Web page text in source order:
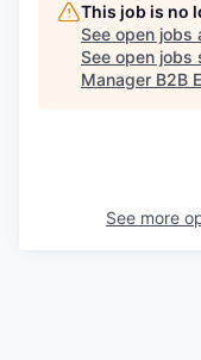
This job is no
See open jobs
See open jobs
Manager B2B
See more